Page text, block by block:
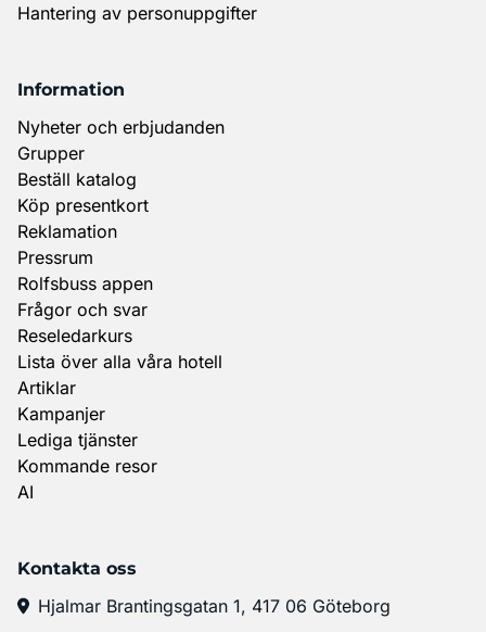
Hantering av personuppgifter
Information
Nyheter och erbjudanden
Grupper
Beställ katalog
Köp presentkort
Reklamation
Pressrum
Rolfsbuss appen
Frågor och svar
Reseledarkurs
Lista över alla våra hotell
Artiklar
Kampanjer
Lediga tjänster
Kommande resor
AI
Kontakta oss
Hjalmar Brantingsgatan 1, 417 06 Göteborg